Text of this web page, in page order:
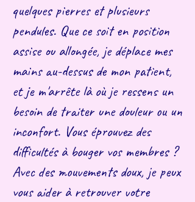
quelques pierres et plusieurs
pendules. Que ce soit en position
assise ou allongée, je déplace mes
mains au-dessus de mon patient,
et je m'arrête là où je ressens un
besoin de traiter une douleur ou un
inconfort. Vous éprouvez des
difficultés à bouger vos membres ?
Avec des mouvements doux, je peux
vous aider à retrouver votre